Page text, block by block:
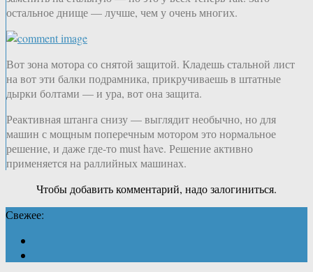
остальное днище — лучше, чем у очень многих.
Вот зона мотора со снятой защитой. Кладешь стальной лист
на вот эти балки подрамника, прикручиваешь в штатные
дырки болтами — и ура, вот она защита.
Реактивная штанга снизу — выглядит необычно, но для
машин с мощным поперечным мотором это нормальное
решение, и даже где-то must have. Решение активно
применяется на раллийных машинах.
Чтобы добавить комментарий, надо залогиниться.
Свежее: